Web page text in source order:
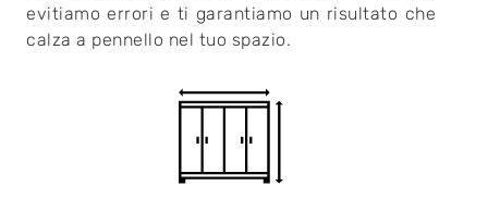
evitiamo errori e ti garantiamo un risultato che
calza a pennello nel tuo spazio.